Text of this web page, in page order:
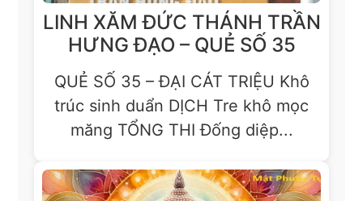
LINH XĂM ĐỨC THÁNH TRẦN
HƯNG ĐẠO – QUẺ SỐ 35
QUẺ SỐ 35 – ĐẠI CÁT TRIỆU Khô
trúc sinh duẩn DỊCH Tre khô mọc
măng TỔNG THI Đống diệp...